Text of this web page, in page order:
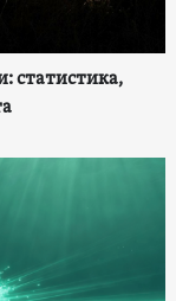
статистика,